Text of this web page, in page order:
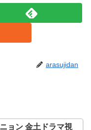
arasujidan
ョン 金土ドラマ視